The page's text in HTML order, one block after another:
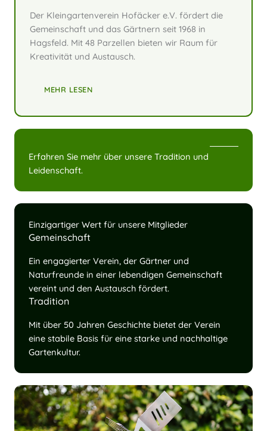
Der Kleingartenverein Hofäcker e.V. fördert die
Gemeinschaft und das Gärtnern seit 1968 in
Hagsfeld. Mit 48 Parzellen bieten wir Raum für
Kreativität und Austausch.
MEHR LESEN
Erfahren Sie mehr über unsere Tradition und
Leidenschaft.
Einzigartiger Wert für unsere Mitglieder
Gemeinschaft
Ein engagierter Verein, der Gärtner und
Naturfreunde in einer lebendigen Gemeinschaft
vereint und den Austausch fördert.
Tradition
Mit über 50 Jahren Geschichte bietet der Verein
eine stabile Basis für eine starke und nachhaltige
Gartenkultur.